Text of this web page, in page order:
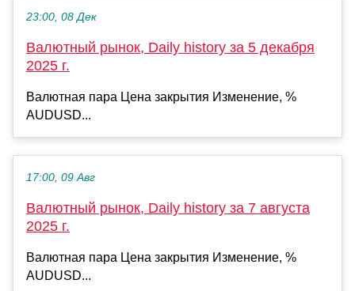
23:00, 08 Дек
Валютный рынок, Daily history за 5 декабря
2025 г.
Валютная пара Цена закрытия Изменение, %
AUDUSD...
17:00, 09 Авг
Валютный рынок, Daily history за 7 августа
2025 г.
Валютная пара Цена закрытия Изменение, %
AUDUSD...